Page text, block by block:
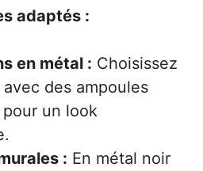
adaptés :
en métal : Choisissez
des ampoules
un look
: En métal noir